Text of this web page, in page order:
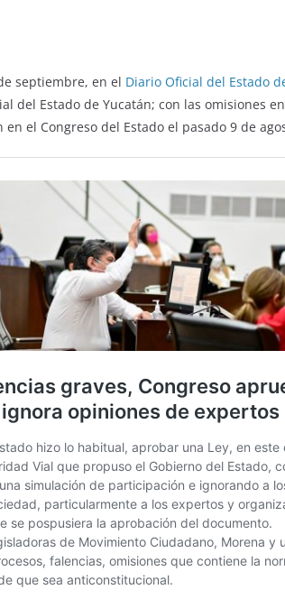
septiembre, en el Diario Oficial del Estado
del Estado de Yucatán; con las omisiones
el Congreso del Estado el pasado 9 de